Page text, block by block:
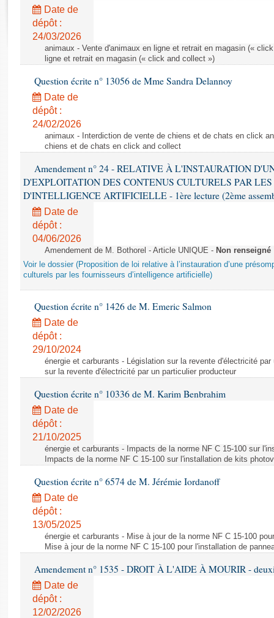
Rapports législatifs
Rapports sur l'application des lois
Baromètre de l’application des lois
Dossiers législatifs
Budget et sécurité sociale
Questions écrites et orales
Comptes rendus des débats
Date de
dépôt :
24/03/2026
animaux - Vente d'animaux en ligne et retrait en magasin («
ligne et retrait en magasin (« click and collect »)
Question écrite n° 13056 de Mme Sandra Delannoy
Date de
dépôt :
24/02/2026
animaux - Interdiction de vente de chiens et de chats en click
chiens et de chats en click and collect
Amendement n° 24 - RELATIVE À L'INSTAURATION
D'EXPLOITATION DES CONTENUS CULTURELS PAR LES
D'INTELLIGENCE ARTIFICIELLE - 1ère lecture (2ème
Date de
dépôt :
04/06/2026
Amendement de M. Bothorel - Article UNIQUE - Non renseigné
Voir le dossier (Proposition de loi relative à l’instauration d’une
culturels par les fournisseurs d’intelligence artificielle)
Question écrite n° 1426 de M. Emeric Salmon
Date de
dépôt :
29/10/2024
énergie et carburants - Législation sur la revente d'électricité
sur la revente d'électricité par un particulier producteur
Question écrite n° 10336 de M. Karim Benbrahim
Date de
dépôt :
21/10/2025
énergie et carburants - Impacts de la norme NF C 15-100 sur
Impacts de la norme NF C 15-100 sur l'installation de kits
Question écrite n° 6574 de M. Jérémie Iordanoff
Date de
dépôt :
13/05/2025
énergie et carburants - Mise à jour de la norme NF C 15-100
Mise à jour de la norme NF C 15-100 pour l'installation de
Amendement n° 1535 - DROIT À L'AIDE À MOURIR -
Date de
dépôt :
12/02/2026